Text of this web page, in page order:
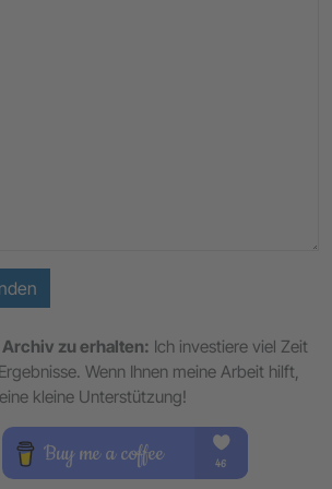
zu erhalten: Ich investiere viel Zeit
Wenn Ihnen meine Arbeit hilft,
kleine Unterstützung!